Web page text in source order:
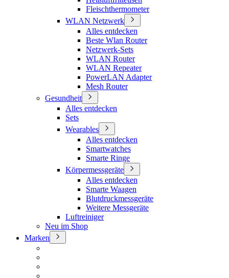
Fleischthermometer
WLAN Netzwerk
Alles entdecken
Beste Wlan Router
Netzwerk-Sets
WLAN Router
WLAN Repeater
PowerLAN Adapter
Mesh Router
Gesundheit
Alles entdecken
Sets
Wearables
Alles entdecken
Smartwatches
Smarte Ringe
Körpermessgeräte
Alles entdecken
Smarte Waagen
Blutdruckmessgeräte
Weitere Messgeräte
Luftreiniger
Neu im Shop
Marken